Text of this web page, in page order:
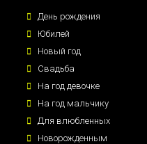
День рождения
Юбилей
Новый год
Свадьба
На год девочке
На год мальчику
Для влюбленных
Новорожденным